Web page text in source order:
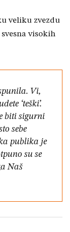
veliku zvezdu
visokih
Vi,
‘teški’.
biti sigurni
sebe
publika je
su se
Naš